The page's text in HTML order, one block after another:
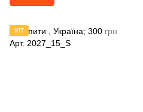
ХІТ